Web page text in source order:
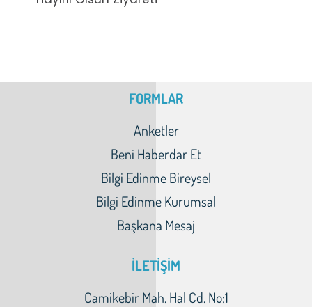
FORMLAR
Anketler
Beni Haberdar Et
Bilgi Edinme Bireysel
Bilgi Edinme Kurumsal
Başkana Mesaj
İLETİŞİM
Camikebir Mah. Hal Cd. No:1